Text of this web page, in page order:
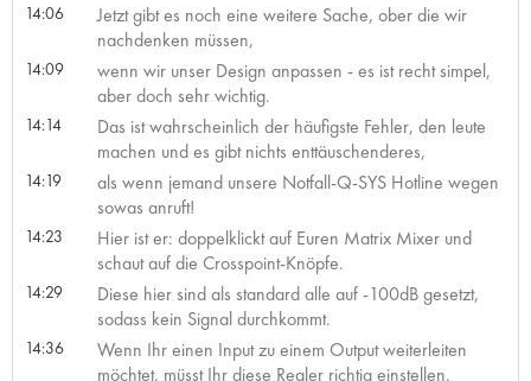
14:06
Jetzt gibt es noch eine weitere Sache, ober die wir
nachdenken müssen,
14:09
wenn wir unser Design anpassen - es ist recht simpel,
aber doch sehr wichtig.
14:14
Das ist wahrscheinlich der häufigste Fehler, den leute
machen und es gibt nichts enttäuschenderes,
14:19
als wenn jemand unsere Notfall-Q-SYS Hotline wegen
sowas anruft!
14:23
Hier ist er: doppelklickt auf Euren Matrix Mixer und
schaut auf die Crosspoint-Knöpfe.
14:29
Diese hier sind als standard alle auf -100dB gesetzt,
sodass kein Signal durchkommt.
14:36
Wenn Ihr einen Input zu einem Output weiterleiten
möchtet, müsst Ihr diese Regler richtig einstellen.